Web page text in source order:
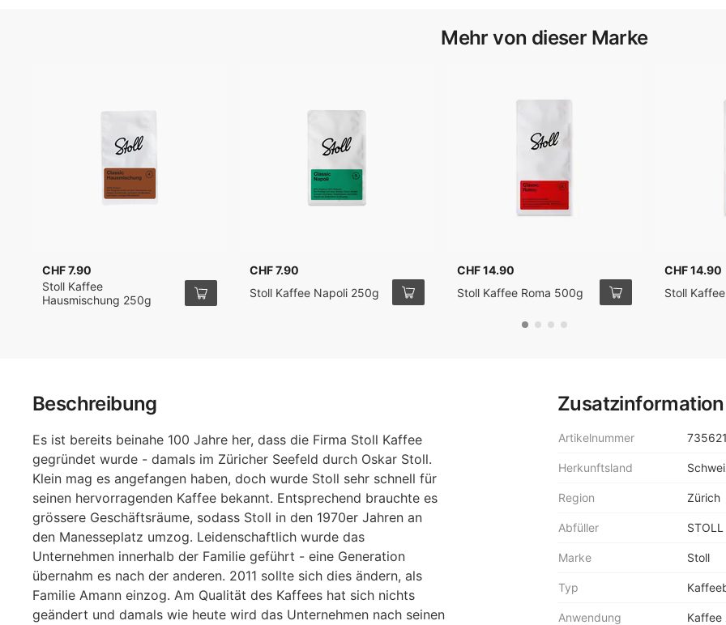
Beschreibung
Es ist bereits beinahe 100 Jahre her, dass die Firma Stoll Kaffee
gegründet wurde - damals im Züricher Seefeld durch Oskar Stoll.
Klein mag es angefangen haben, doch wurde Stoll sehr schnell für
seinen hervorragenden Kaffee bekannt. Entsprechend brauchte es
grössere Geschäftsräume, sodass Stoll in den 1970er Jahren an
den Manesseplatz umzog. Leidenschaftlich wurde das
Unternehmen innerhalb der Familie geführt - eine Generation
übernahm es nach der anderen. 2011 sollte sich dies ändern, als
Familie Amann einzog. Am Qualität des Kaffees hat sich nichts
geändert und damals wie heute wird das Unternehmen nach seinen
Zusatzinformation
Artikelnummer 735621
Herkunftsland
Region Zürich
Abfüller
Marke Stoll
Typ
Anwendung Kaffee
Mehr von dieser Marke
CHF 7.90
Stoll Kaffee
Hausmischung 250g
CHF 7.90
Stoll Kaffee Napoli 250g
CHF 14.90
Stoll Kaffee Roma 500g
CHF 14.90
Stoll